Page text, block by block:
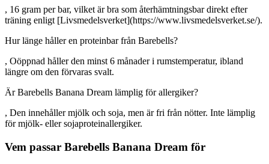
, 16 gram per bar, vilket är bra som återhämtningsbar direkt efter
träning enligt [Livsmedelsverket](https://www.livsmedelsverket.se/).
Hur länge håller en proteinbar från Barebells?
, Oöppnad håller den minst 6 månader i rumstemperatur, ibland
längre om den förvaras svalt.
Är Barebells Banana Dream lämplig för allergiker?
, Den innehåller mjölk och soja, men är fri från nötter. Inte lämplig
för mjölk- eller sojaproteinallergiker.
Vem passar Barebells Banana Dream för